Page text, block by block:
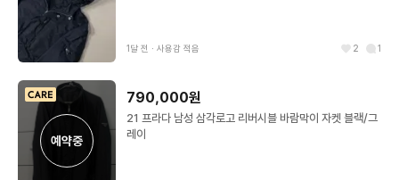
1달 전 ∙ 사용감 적음 2 1
예약중
790,000원
21 프라다 남성 삼각로고 리버시블 바람막이 자켓 블랙/그
레이